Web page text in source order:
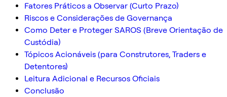
Fatores Práticos a Observar (Curto Prazo)
Riscos e Considerações de Governança
Como Deter e Proteger SAROS (Breve Orientação de
Custódia)
Tópicos Acionáveis (para Construtores, Traders e
Detentores)
Leitura Adicional e Recursos Oficiais
Conclusão